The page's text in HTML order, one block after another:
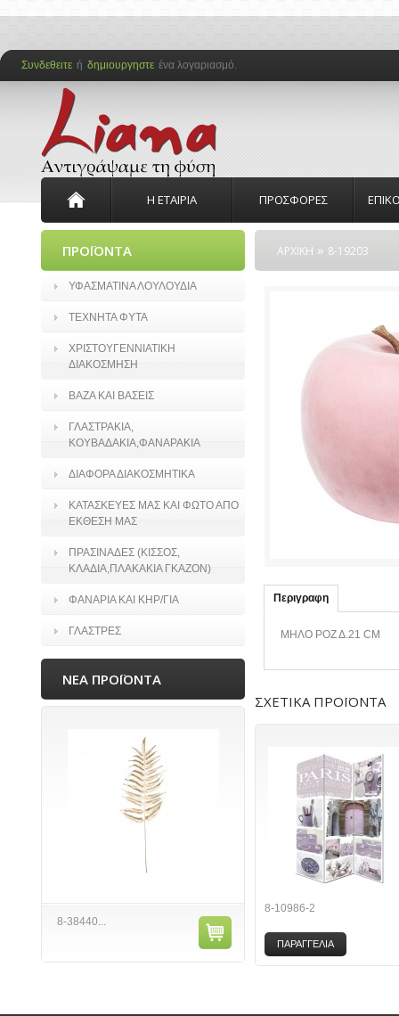
Συνδεθειτε ή δημιουργηστε ένα λογαριασμό.
Η ΕΤΑΙΡΙΑ ΠΡΟΣΦΟΡΕΣ
ΠΡΟΪΟΝΤΑ
ΥΦΑΣΜΑΤΙΝΑ ΛΟΥΛΟΥΔΙΑ
ΤΕΧΝΗΤΑ ΦΥΤΑ
ΧΡΙΣΤΟΥΓΕΝΝΙΑΤΙΚΗ
ΔΙΑΚΟΣΜΗΣΗ
ΒΑΖΑ ΚΑΙ ΒΑΣΕΙΣ
ΓΛΑΣΤΡΑΚΙΑ,
ΚΟΥΒΑΔΑΚΙΑ,ΦΑΝΑΡΑΚΙΑ
ΔΙΑΦΟΡΑ ΔΙΑΚΟΣΜΗΤΙΚΑ
ΚΑΤΑΣΚΕΥΕΣ ΜΑΣ ΚΑΙ ΦΩΤΟ ΑΠΟ
ΕΚΘΕΣΗ ΜΑΣ
ΠΡΑΣΙΝΑΔΕΣ (ΚΙΣΣΟΣ,
ΚΛΑΔΙΑ,ΠΛΑΚΑΚΙΑ ΓΚΑΖΟΝ)
ΦΑΝΑΡΙΑ ΚΑΙ ΚΗΡ/ΓΙΑ
ΓΛΑΣΤΡΕΣ
ΝΕΑ ΠΡΟΪΟΝΤΑ
8-38440...
ΑΡΧΙΚΗ » 8-19203
Περιγραφη
ΜΗΛΟ ΡΟΖ Δ.21 CM
ΣΧΕΤΙΚΑ ΠΡΟΪΟΝΤΑ
8-10986-2
ΠΑΡΑΓΓΕΛΙΑ